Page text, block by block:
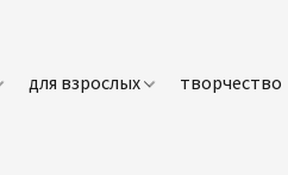
для взрослых творчество